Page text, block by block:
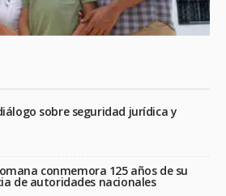
sobre seguridad jurídica y
conmemora 125 años de su
de autoridades nacionales